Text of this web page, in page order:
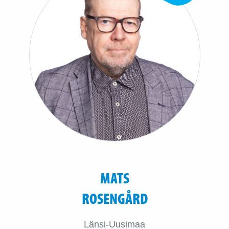
MATS
ROSENGÅRD
Länsi-Uusimaa